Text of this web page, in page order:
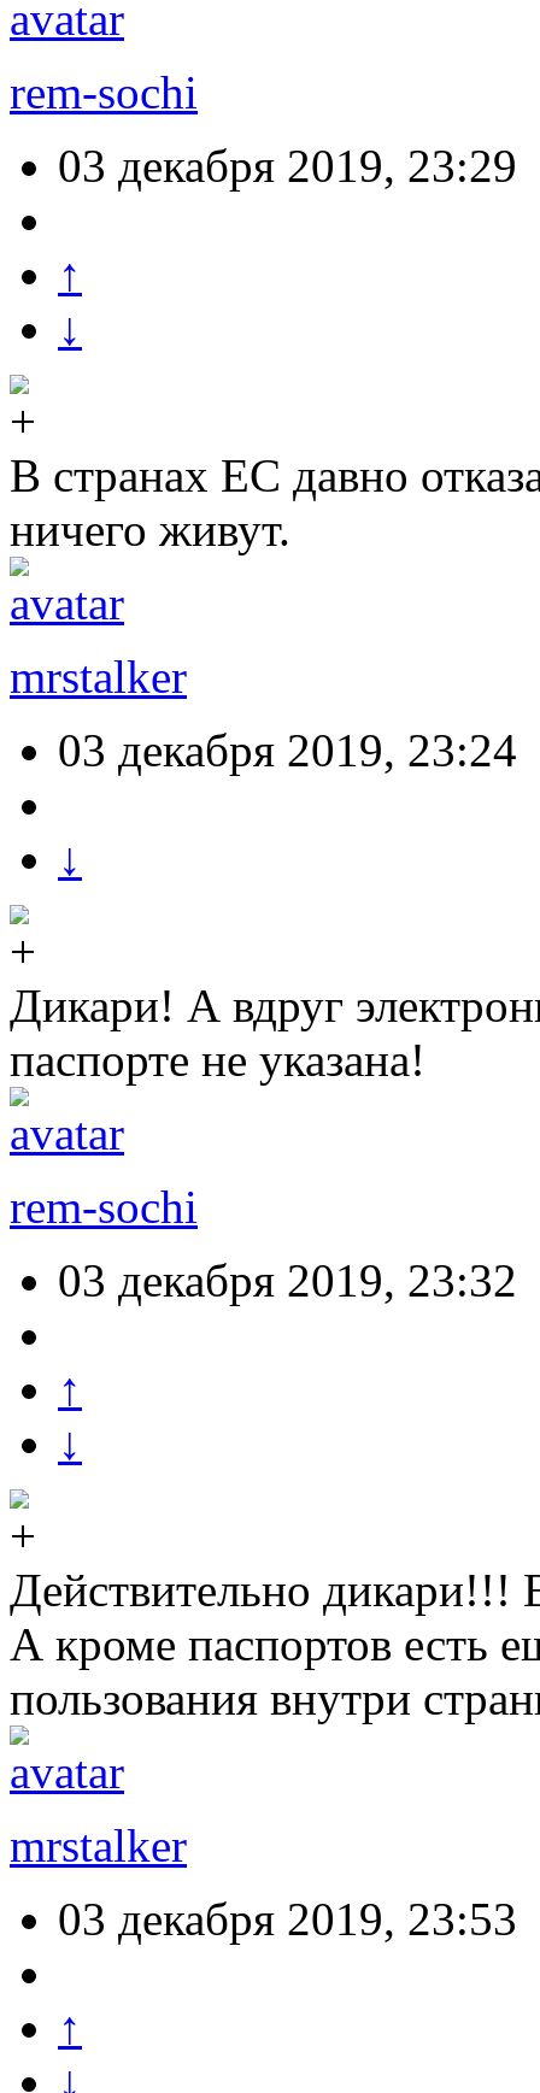
rem-sochi
03 декабря 2019, 23:29
↑
↓
В странах ЕС давно
ничего живут.
mrstalker
03 декабря 2019, 23:24
↓
Дикари! А вдруг
паспорте не указана!
rem-sochi
03 декабря 2019, 23:32
↑
↓
Действительно дикари!!!
А кроме паспортов есть
пользования внутри
mrstalker
03 декабря 2019, 23:53
↑
↓